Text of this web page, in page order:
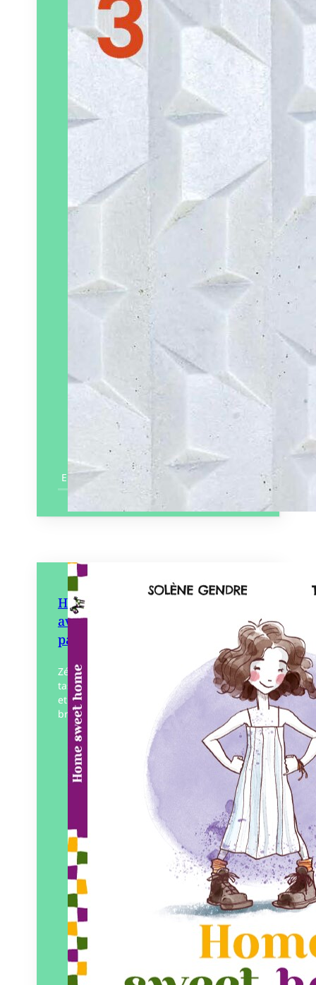
En savoir plus
Home Sweet Home – Une
aventure au bord d’un
paillasson
Zélinette, du haut de ses 8 ans bien
tassés, décide un jour de ne plus grandir
et fait un vœu. Le matin suivant, un
brouillard enveloppe sa maison,…
Pierredeplumes
31/05/2023